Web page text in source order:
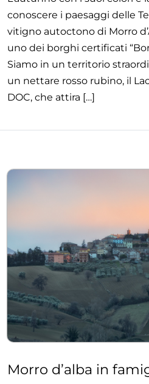
conoscere i paesaggi delle
vitigno autoctono di Morro
uno dei borghi certificati
Siamo in un territorio
un nettare rosso rubino, il
DOC, che attira […]
Morro d’alba in